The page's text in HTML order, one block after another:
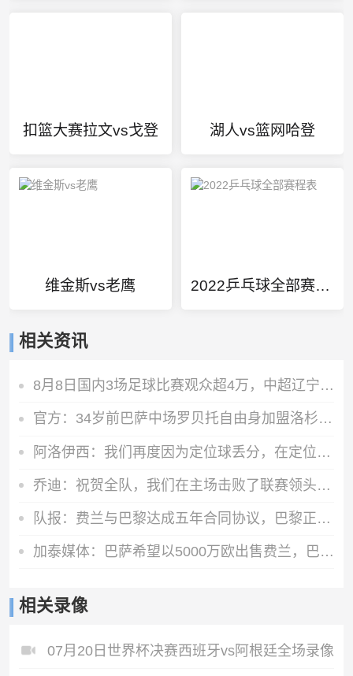
扣篮大赛拉文vs戈登 湖人vs篮网哈登
维金斯vs老鹰 2022乒乓球全部赛程表
相关资讯
8月8日国内3场足球比赛观众超4万，中超辽宁德比62075人排今年第6
官方：34岁前巴萨中场罗贝托自由身加盟洛杉矶银河，签约2年
阿洛伊西：我们再度因为定位球丢分，在定位球防守上犯了一些错误
乔迪：祝贺全队，我们在主场击败了联赛领头羊，顺利拿下宝贵三分
队报：费兰与巴黎达成五年合同协议，巴黎正在与巴萨磋商转会费
加泰媒体：巴萨希望以5000万欧出售费兰，巴黎最快下周三前官宣
相关录像
07月20日世界杯决赛西班牙vs阿根廷全场录像